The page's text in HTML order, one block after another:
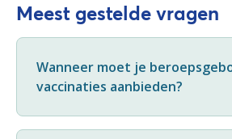
Meest gestelde vragen
Wanneer moet je
vaccinaties aanbieden?